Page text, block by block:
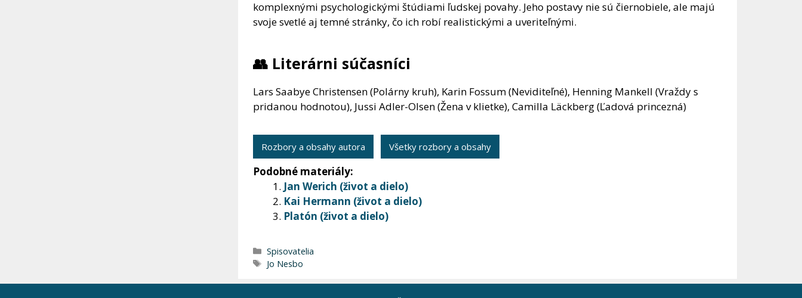
komplexnými psychologickými štúdiami ľudskej povahy. Jeho postavy nie sú čiernobiele, ale majú
svoje svetlé aj temné stránky, čo ich robí realistickými a uveriteľnými.
👥 Literárni súčasníci
Lars Saabye Christensen (Polárny kruh), Karin Fossum (Neviditeľné), Henning Mankell (Vraždy s
pridanou hodnotou), Jussi Adler-Olsen (Žena v klietke), Camilla Läckberg (Ľadová princezná)
Rozbory a obsahy autora Všetky rozbory a obsahy
Podobné materiály:
Jan Werich (život a dielo)
Kai Hermann (život a dielo)
Platón (život a dielo)
Kategórie
Spisovatelia
Značky
Jo Nesbo